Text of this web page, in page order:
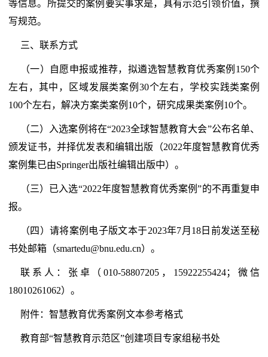
等信息。所提交的案例要实事求是，具有示范引领价值，撰
写规范。
三、联系方式
（一）自愿申报或推荐，拟遴选智慧教育优秀案例150个
左右，其中，区域发展类案例30个左右，学校实践类案例
100个左右，解决方案类案例10个，研究成果类案例10个。
（二）入选案例将在“2023全球智慧教育大会”公布名单、
颁发证书，并择优发表和编辑出版（2022年度智慧教育优秀
案例集已由Springer出版社编辑出版中）。
（三）已入选“2022年度智慧教育优秀案例”的不再重复申
报。
（四）请将案例电子版文本于2023年7月18日前发送至秘
书处邮箱（smartedu@bnu.edu.cn）。
联系人：张卓（010-58807205，15922255424；微信
18010261062）。
附件：智慧教育优秀案例文本参考格式
教育部“智慧教育示范区”创建项目专家组秘书处